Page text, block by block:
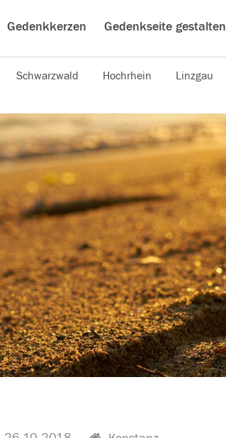
Gedenkkerzen Gedenkseite gestalten
Schwarzwald Hochrhein Linzgau